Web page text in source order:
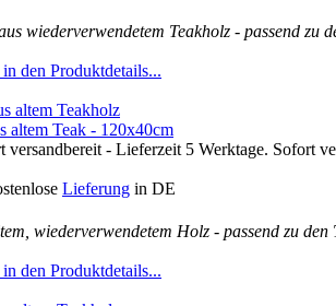
wiederverwendetem Teakholz - passend zu
den Produktdetails...
altem Teak - 120x40cm
Sofort
Lieferung in DE
wiederverwendetem Holz - passend zu
den Produktdetails...